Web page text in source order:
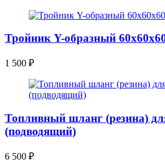
Тройник Y-образный
1 500 ₽
Топливный шланг (резина)
(подводящий)
6 500 ₽